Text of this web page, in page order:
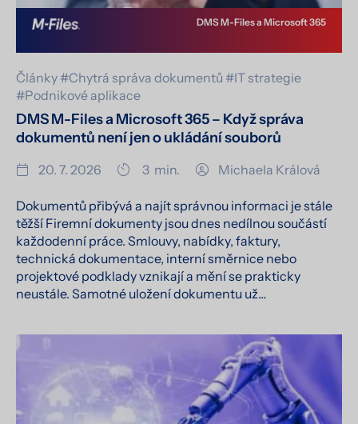
Články #Chytrá správa dokumentů #IT strategie
#Podnikové aplikace
DMS M-Files a Microsoft 365 – Když správa
dokumentů není jen o ukládání souborů
20. 7. 2026 3 min. Michaela Králová
Dokumentů přibývá a najít správnou informaci je stále
těžší Firemní dokumenty jsou dnes nedílnou součástí
každodenní práce. Smlouvy, nabídky, faktury,
technická dokumentace, interní směrnice nebo
projektové podklady vznikají a mění se prakticky
neustále. Samotné uložení dokumentu už…
DMS M-Files a Microsoft 365